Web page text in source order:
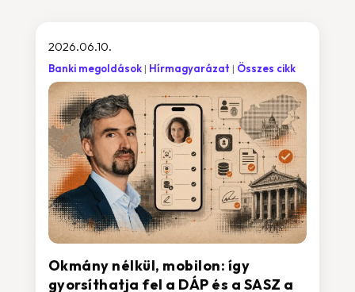
Okmány nélkül, mobilon: így
gyorsíthatja fel a DÁP és a SASZ a
2026.06.10.
Banki megoldások Hírmagyarázat Összes cikk